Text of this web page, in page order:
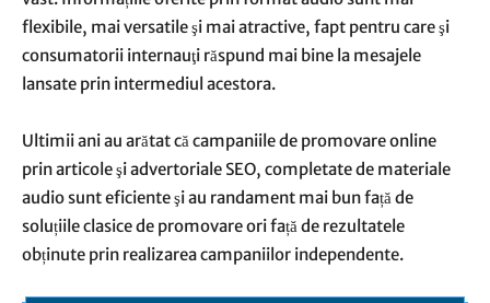
flexibile, mai versatile şi mai atractive, fapt pentru care şi
consumatorii internauţi răspund mai bine la mesajele
lansate prin intermediul acestora.
Ultimii ani au arătat că campaniile de promovare online
prin articole şi advertoriale SEO, completate de materiale
audio sunt eficiente şi au randament mai bun față de
soluțiile clasice de promovare ori față de rezultatele
obținute prin realizarea campaniilor independente.